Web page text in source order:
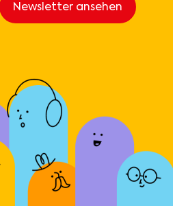
Newsletter ansehen